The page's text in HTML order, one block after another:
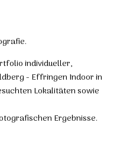
individueller,
- Effringen Indoor in
Lokalitäten sowie
Ergebnisse.